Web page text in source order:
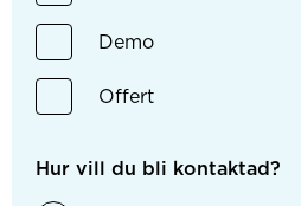
Demo
Offert
Hur vill du bli kontaktad?